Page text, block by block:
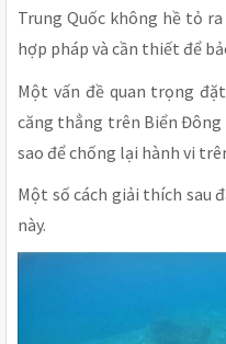
Trung Quốc không hề tỏ
hợp pháp và cần thiết để
Một vấn đề quan trọng
căng thẳng trên Biển Đông
sao để chống lại hành vi
Một số cách giải thích sau
này.